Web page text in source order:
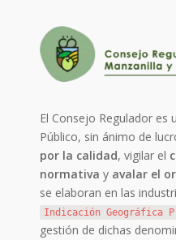
El Consejo Regulador es
Público, sin ánimo de
por la calidad, vigilar el
normativa y avalar el
se elaboran en las
Indicación Geográfica
gestión de dichas